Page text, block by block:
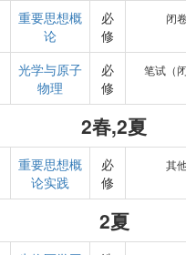
重要思想概
论
必
修
闭
光学与原子
物理
必
修
笔试（
2春,2夏
重要思想概
论实践
必
修
其
2夏